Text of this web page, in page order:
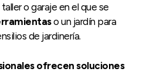
o garaje en el que se
o un jardín para
de jardinería.
ofrecen soluciones